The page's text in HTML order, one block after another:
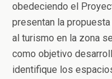
obedeciendo el
presentan la
al turismo en la zona
como objetivo
identifique los